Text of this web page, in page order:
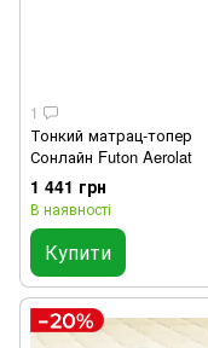
1
Тонкий матрац-топер
Сонлайн Futon Aerolat
1 441 грн
В наявності
Купити